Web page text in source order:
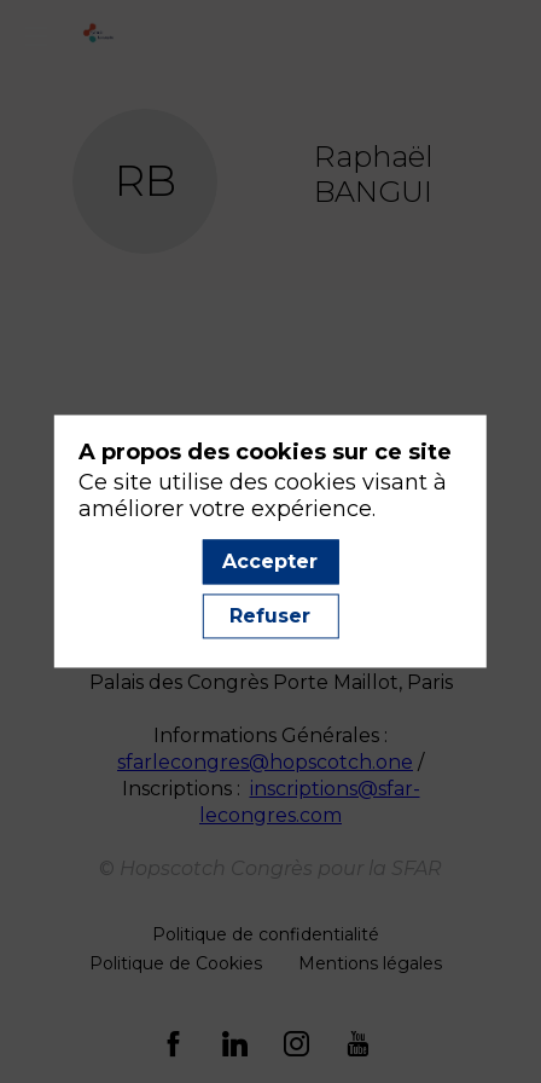
RB
Raphaël
BANGUI
SFAR LE CONGRES 2026
Palais des Congrès Porte Maillot, Paris
Informations Générales :
sfarlecongres@hopscotch.one /
Inscriptions : inscriptions@sfar-
lecongres.com
© Hopscotch Congrès pour la SFAR
Politique de confidentialité
Politique de Cookies
Mentions légales
A propos des cookies sur ce site
Ce site utilise des cookies visant à
améliorer votre expérience.
Accepter
Refuser